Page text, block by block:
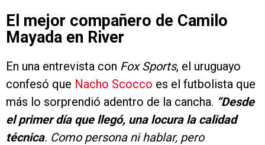
El mejor compañero de Camilo
Mayada en River
En una entrevista con Fox Sports, el uruguayo
confesó que Nacho Scocco es el futbolista que
más lo sorprendió adentro de la cancha. “Desde
el primer día que llegó, una locura la calidad
técnica. Como persona ni hablar, pero